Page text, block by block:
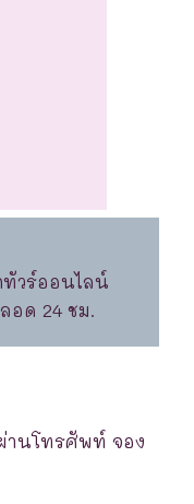
ทัวร์ออนไลน์
อด 24 ชม.
านโทรศัพท์ จอง